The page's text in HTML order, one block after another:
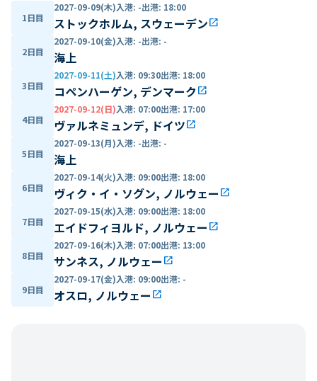
1日目
2027-09-09(木)入港: -出港: 18:00
ストックホルム, スウェーデンopen_in_new
2日目
2027-09-10(金)入港: -出港: -
海上
3日目
2027-09-11(土)入港: 09:30出港: 18:00
コペンハーゲン, デンマークopen_in_new
4日目
2027-09-12(日)入港: 07:00出港: 17:00
ヴァルネミュンデ, ドイツopen_in_new
5日目
2027-09-13(月)入港: -出港: -
海上
6日目
2027-09-14(火)入港: 09:00出港: 18:00
ヴィク・イ・ソグン, ノルウェー open_in_new
7日目
2027-09-15(水)入港: 09:00出港: 18:00
エイドフィヨルド, ノルウェー open_in_new
8日目
2027-09-16(木)入港: 07:00出港: 13:00
サンネス, ノルウェー open_in_new
9日目
2027-09-17(金)入港: 09:00出港: -
オスロ, ノルウェー open_in_new